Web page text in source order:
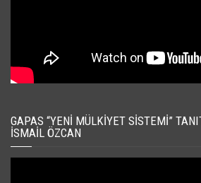
GAPAS “YENI MÜLKIYET SISTEMI”
İSMAIL ÖZCAN